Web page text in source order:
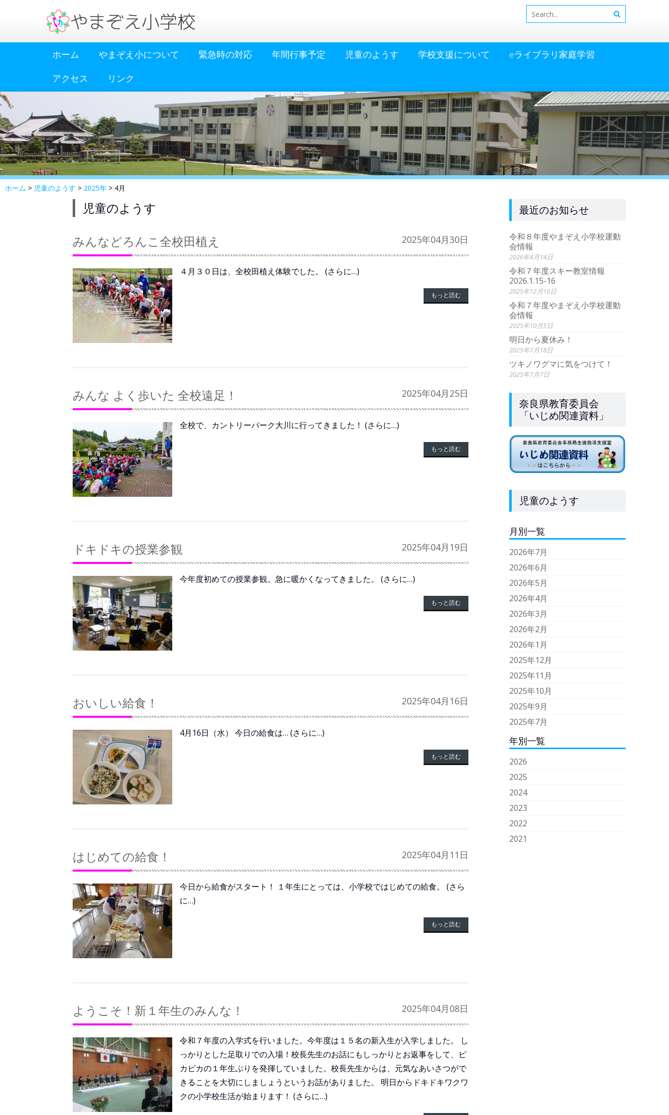
ホーム やまぞえ小について 緊急時の対応 年間行事予定 児童のようす 学校支援について eライブラリ家庭学習
アクセス リンク
ホーム > 児童のようす > 2025年 > 4月
児童のようす
みんなどろんこ全校田植え 2025年04月30日
４月３０日は、全校田植え体験でした。 (さらに…)
もっと読む
みんな よく歩いた 全校遠足！ 2025年04月25日
全校で、カントリーパーク大川に行ってきました！ (さらに…)
もっと読む
ドキドキの授業参観 2025年04月19日
今年度初めての授業参観。急に暖かくなってきました。 (さらに…)
もっと読む
おいしい給食！ 2025年04月16日
4月16日（水） 今日の給食は… (さらに…)
もっと読む
はじめての給食！ 2025年04月11日
今日から給食がスタート！ １年生にとっては、小学校ではじめての給食。 (さら
に…)
もっと読む
ようこそ！新１年生のみんな！ 2025年04月08日
令和７年度の入学式を行いました。今年度は１５名の新入生が入学しました。 し
っかりとした足取りでの入場！校長先生のお話にもしっかりとお返事をして、ピ
カピカの１年生ぶりを発揮していました。校長先生からは、元気なあいさつがで
きることを大切にしましょうというお話がありました。 明日からドキドキワクワ
クの小学校生活が始まります！ (さらに…)
最近のお知らせ
令和８年度やまぞえ小学校運動
会情報
2026年4月14日
令和７年度スキー教室情報
2026.1.15-16
2025年12月18日
令和７年度やまぞえ小学校運動
会情報
2025年10月5日
明日から夏休み！
2025年7月18日
ツキノワグマに気をつけて！
2025年7月7日
奈良県教育委員会
「いじめ関連資料」
児童のようす
月別一覧
2026年7月
2026年6月
2026年5月
2026年4月
2026年3月
2026年2月
2026年1月
2025年12月
2025年11月
2025年10月
2025年9月
2025年7月
年別一覧
2026
2025
2024
2023
2022
2021